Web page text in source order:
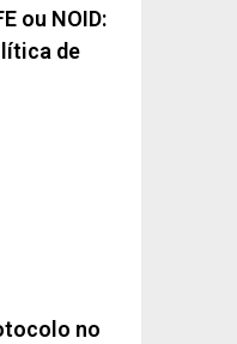
ou NOID:
de
no